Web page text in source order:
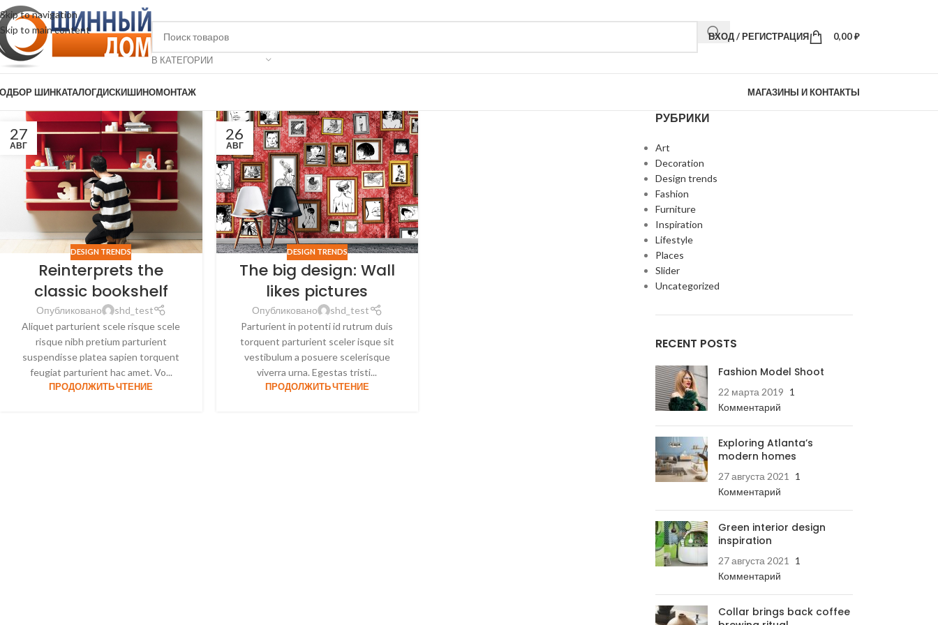
Skip to navigation
Skip to main content
В КАТЕГОРИИ
ВХОД / РЕГИСТРАЦИЯ 0,00₽
ШИНКАТАЛОГДИСКИШИНОМОНТАЖ МАГАЗИНЫ И КОНТАКТЫ
27
АВГ
DESIGN TRENDS
Reinterprets the
classic bookshelf
Опубликовано
shd_test
Aliquet parturient scele risque scele
risque nibh pretium parturient
suspendisse platea sapien torquent
feugiat parturient hac amet. Vo...
ПРОДОЛЖИТЬ ЧТЕНИЕ
26
АВГ
DESIGN TRENDS
The big design: Wall
likes pictures
Опубликовано
shd_test
Parturient in potenti id rutrum duis
torquent parturient sceler isque sit
vestibulum a posuere scelerisque
viverra urna. Egestas tristi...
ПРОДОЛЖИТЬ ЧТЕНИЕ
РУБРИКИ
Art
Decoration
Design trends
Fashion
Furniture
Inspiration
Lifestyle
Places
Slider
Uncategorized
RECENT POSTS
Fashion Model Shoot
22 марта 2019 1
Комментарий
Exploring Atlanta’s
modern homes
27 августа 2021
1
Комментарий
Green interior design
inspiration
27 августа 2021
1
Комментарий
Collar brings back coffee